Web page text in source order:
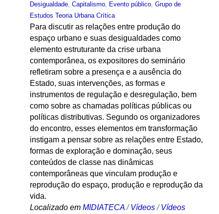
Desigualdade, Capitalismo, Evento público, Grupo de
Estudos Teoria Urbana Crítica
Para discutir as relações entre produção do
espaço urbano e suas desigualdades como
elemento estruturante da crise urbana
contemporânea, os expositores do seminário
refletiram sobre a presença e a ausência do
Estado, suas intervenções, as formas e
instrumentos de regulação e desregulação, bem
como sobre as chamadas políticas públicas ou
políticas distributivas. Segundo os organizadores
do encontro, esses elementos em transformação
instigam a pensar sobre as relações entre Estado,
formas de exploração e dominação, seus
conteúdos de classe nas dinâmicas
contemporâneas que vinculam produção e
reprodução do espaço, produção e reprodução da
vida.
Localizado em MIDIATECA /Vídeos /Vídeos